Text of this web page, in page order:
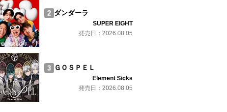
ダンダーラ
SUPER EIGHT
発売日：2026.08.05
ＧＯＳＰＥＬ
Element Sicks
発売日：2026.08.05